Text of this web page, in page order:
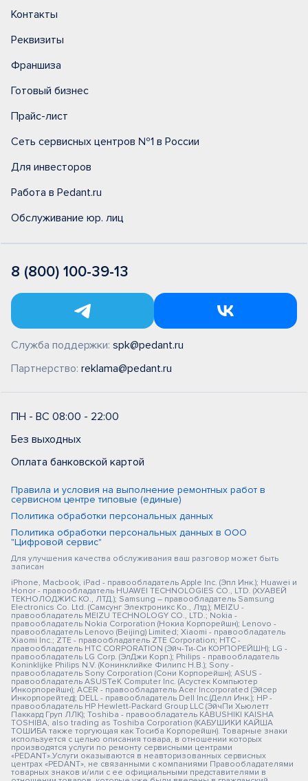
Контакты
Реквизиты
Франшиза
Готовый бизнес
Прайс-лист
Сеть сервисных центров №1 в России
Для инвесторов
Работа в Pedant.ru
Обслуживание юр. лиц
8 (800) 100-39-13
Служба поддержки: spk@pedant.ru
Партнерство: reklama@pedant.ru
ПН - ВС 08:00 - 22:00
Без выходных
Оплата банковской картой
Правила и условия на выполнение ремонтных работ в
сервисном центре типовые (единые)
Политика обработки персональных данных
Политика обработки персональных данных в ООО
"Цифровой сервис"
Для улучшения качества обслуживания ваш разговор может быть
записан
iPhone, Macbook, iPad - правообладатель Apple Inc. (Эпл Инк.); Huawei и
Honor - правообладатель HUAWEI TECHNOLOGIES CO., LTD. (ХУАВЕЙ
ТЕКНОЛОДЖИС КО., ЛТД.); Samsung – правообладатель Samsung
Electronics Co. Ltd. (Самсунг Электроникс Ко., Лтд.); MEIZU -
правообладатель MEIZU TECHNOLOGY CO., LTD.; Nokia -
правообладатель Nokia Corporation (Нокиа Корпорейшн); Lenovo -
правообладатель Lenovo (Beijing) Limited; Xiaomi - правообладатель
Xiaomi Inc.; ZTE - правообладатель ZTE Corporation; HTC -
правообладатель HTC CORPORATION (Эйч-Ти-Си КОРПОРЕЙШН); LG -
правообладатель LG Corp. (ЭлДжи Корп.); Philips - правообладатель
Koninklijke Philips N.V. (Конинклийке Филипс Н.В.); Sony -
правообладатель Sony Corporation (Сони Корпорейшн); ASUS -
правообладатель ASUSTeK Computer Inc. (Асустек Компьютер
Инкорпорейшн); ACER - правообладатель Acer Incorporated (Эйсер
Инкорпорейтед); DELL - правообладатель Dell Inc.(Делл Инк.); HP -
правообладатель HP Hewlett-Packard Group LLC (ЭйчПи Хьюлетт
Паккард Груп ЛЛК); Toshiba - правообладатель KABUSHIKI KAISHA
TOSHIBA, also trading as Toshiba Corporation (КАБУШИКИ КАЙША
ТОШИБА также торгующая как Тосиба Корпорейшн). Товарные знаки
используется с целью описания товара, в отношении которых
производятся услуги по ремонту сервисными центрами
«PEDANT».Услуги оказываются в неавторизованных сервисных
центрах «PEDANT», не связанными с компаниями Правообладателями
товарных знаков и/или с ее официальными представителями в